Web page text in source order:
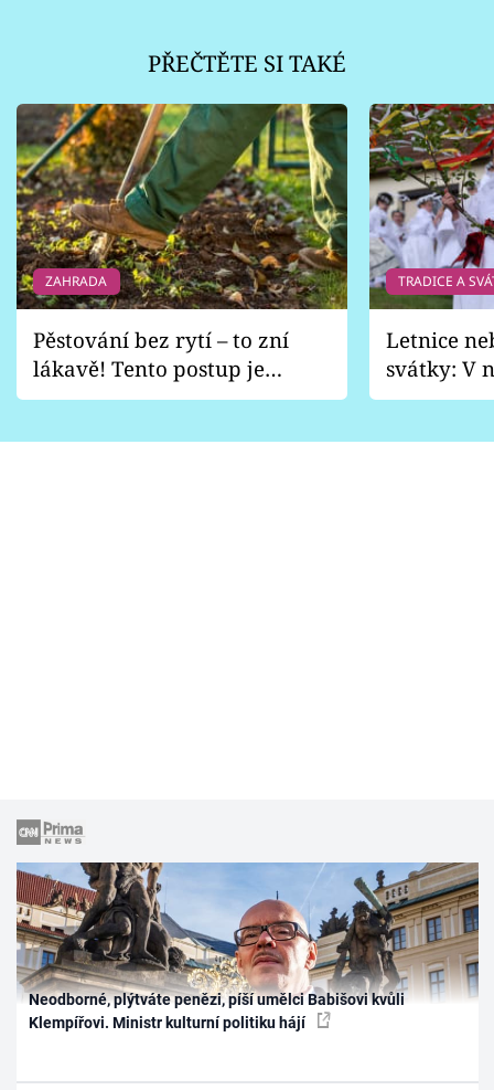
PŘEČTĚTE SI TAKÉ
ZAHRADA
Pěstování bez rytí – to zní
lákavě! Tento postup je
vhodný jen pro některé
TRADICE A
Letnice
svátky: V
pondělí
Neodborné, plýtváte penězi, píší umělci Babišovi kvůli
Klempířovi. Ministr kulturní politiku hájí